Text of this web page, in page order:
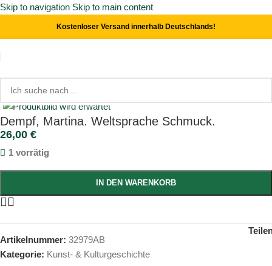
Skip to navigation Skip to main content
Kostenloser Versand innerhalb Deutschlands!
Start/ Kunst- & Kulturgeschichte
Click to enlarge
Dempf, Martina. Weltsprache Schmuck.
26,00 €
1 vorrätig
IN DEN WARENKORB
Artikelnummer: 32979AB
Kategorie: Kunst- & Kulturgeschichte